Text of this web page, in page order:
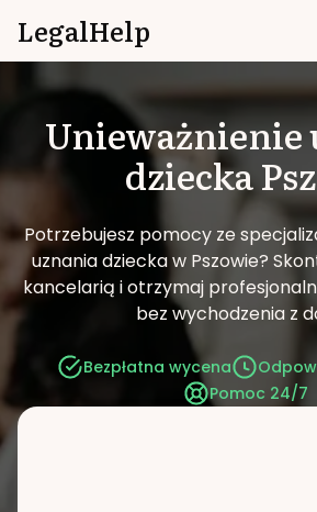
LegalHelp
Unieważnienie
dziecka
Potrzebujesz pomocy ze
uznania dziecka w Pszowie?
kancelarią i otrzymaj
bez wychodzenia z
Bezpłatna wycena
Pomoc 24/7